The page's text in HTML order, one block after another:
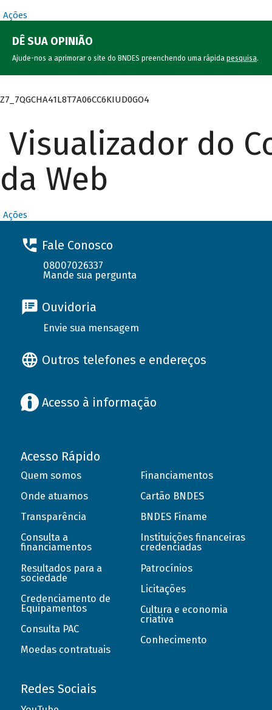
Ações
DÊ SUA OPINIÃO
Ajude-nos a aprimorar o site do BNDES preenchendo uma rápida pesquisa.
Z7_7QGCHA41L8T7A06CC6KIUD0GO4
Visualizador do
da Web
Ações
Fale Conosco
08007026337
Mande sua pergunta
Ouvidoria
Envie sua mensagem
Outros telefones e endereços
Acesso à informação
Acesso Rápido
Quem somos
Onde atuamos
Transparência
Consulta a
financiamentos
Resultados para a
sociedade
Credenciamento de
Equipamentos
Consulta PAC
Moedas contratuais
Financiamentos
Cartão BNDES
BNDES Finame
Instituições financeiras
credenciadas
Patrocínios
Licitações
Cultura e economia
criativa
Conhecimento
Redes Sociais